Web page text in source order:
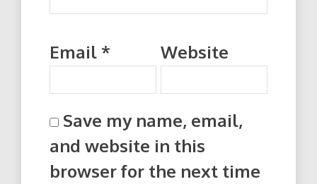
Email * Website
Save my name, email,
and website in this
browser for the next time